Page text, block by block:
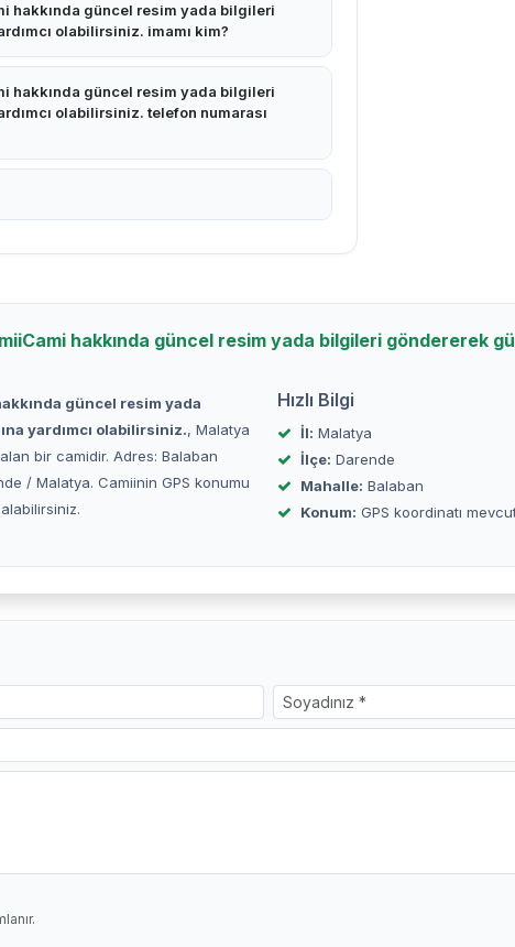
hakkında güncel resim yada bilgileri
olabilirsiniz. imamı kim?
hakkında güncel resim yada bilgileri
olabilirsiniz. telefon numarası
hakkında güncel resim yada bilgileri göndererek
güncel resim yada
yardımcı olabilirsiniz., Malatya
bir camidir. Adres: Balaban
/ Malatya. Camiinin GPS konumu
Hızlı Bilgi
İl: Malatya
İlçe: Darende
Mahalle: Balaban
Konum: GPS koordinatı